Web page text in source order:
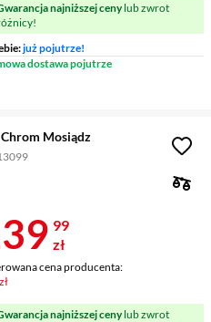
najniższej cenylub zwrot
już pojutrze!
dostawa pojutrze
Mosiądz
139,99
99
zł
cena producenta:
najniższej cenylub zwrot